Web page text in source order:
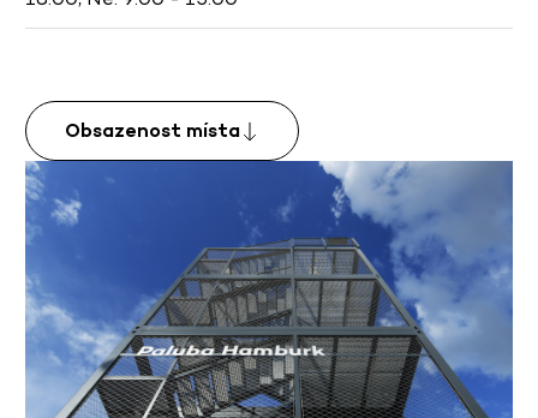
Obsazenost místa